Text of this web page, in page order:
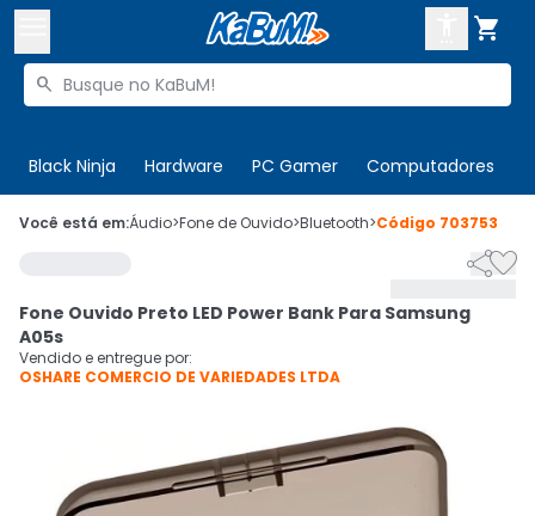

Buscar produtos

Black Ninja Hardware PC Gamer Computadores
 Olá. Acesse sua conta
Cupons
Mais Vendidos
CADASTRE-SE
Você está em:Áudio>Fone de Ouvido>Bluetooth>Código 703753

Fone Ouvido Preto LED Power Bank Para Samsung
A05s
Vendido e entregue por:
OSHARE COMERCIO DE VARIEDADES LTDA